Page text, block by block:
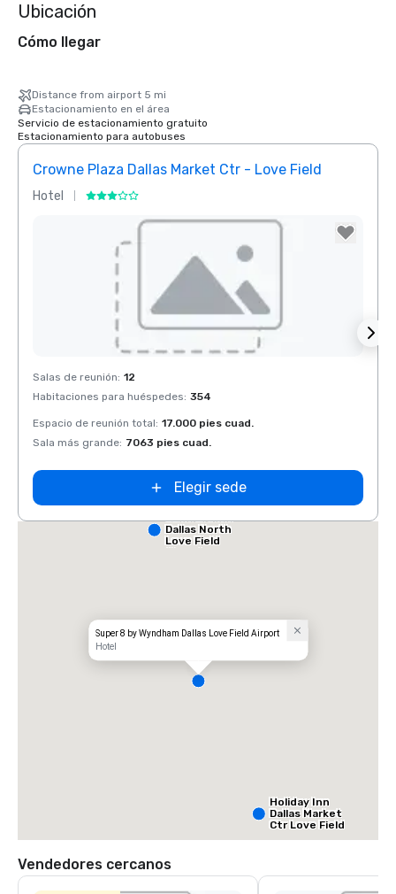
Ubicación
Cómo llegar
Distance from airport 5 mi
Estacionamiento en el área
Servicio de estacionamiento gratuito
Estacionamiento para autobuses
Crowne Plaza Dallas Market Ctr - Love Field
Hotel
Removed from favorites
Salas de reunión: 12
Habitaciones para huéspedes: 354
Espacio de reunión total: 17.000 pies cuad.
Sala más grande: 7063 pies cuad.
Elegir sede
Super 8 by Wyndham Dallas Love Field Airport
Hotel
Holiday Inn
Dallas Market
Ctr Love Field
Budget Suites
of America
Dallas North
Love Field
Airport
Vendedores cercanos